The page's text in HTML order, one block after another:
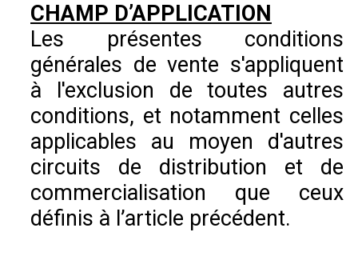
CHAMP D’APPLICATION
Les présentes conditions
générales de vente s'appliquent
à l'exclusion de toutes autres
conditions, et notamment celles
applicables au moyen d'autres
circuits de distribution et de
commercialisation que ceux
définis à l’article précédent.